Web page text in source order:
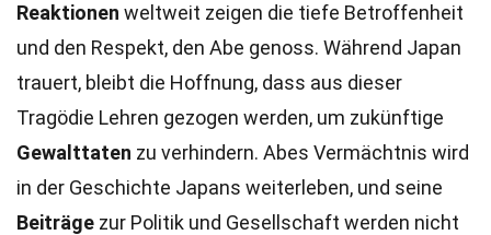
Reaktionen weltweit zeigen die tiefe Betroffenheit
und den Respekt, den Abe genoss. Während Japan
trauert, bleibt die Hoffnung, dass aus dieser
Tragödie Lehren gezogen werden, um zukünftige
Gewalttaten zu verhindern. Abes Vermächtnis wird
in der Geschichte Japans weiterleben, und seine
Beiträge zur Politik und Gesellschaft werden nicht